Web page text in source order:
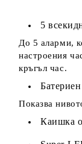
5
До 5 аларми,
настроения
кръгъл час.
Показва
Каишка